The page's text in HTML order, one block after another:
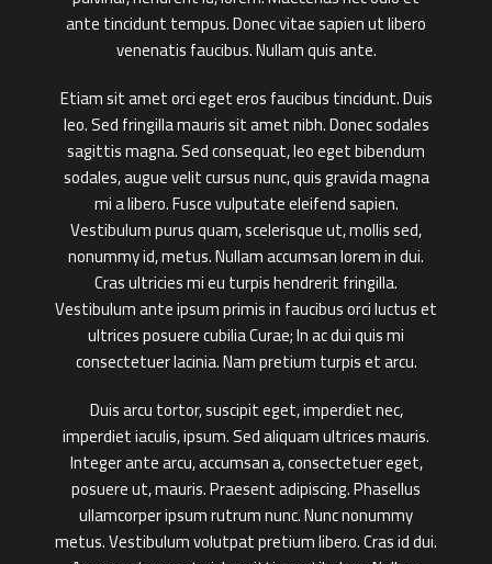
ante tincidunt tempus. Donec vitae sapien ut libero
venenatis faucibus. Nullam quis ante.
Etiam sit amet orci eget eros faucibus tincidunt. Duis
leo. Sed fringilla mauris sit amet nibh. Donec sodales
sagittis magna. Sed consequat, leo eget bibendum
sodales, augue velit cursus nunc, quis gravida magna
mi a libero. Fusce vulputate eleifend sapien.
Vestibulum purus quam, scelerisque ut, mollis sed,
nonummy id, metus. Nullam accumsan lorem in dui.
Cras ultricies mi eu turpis hendrerit fringilla.
Vestibulum ante ipsum primis in faucibus orci luctus et
ultrices posuere cubilia Curae; In ac dui quis mi
consectetuer lacinia. Nam pretium turpis et arcu.
Duis arcu tortor, suscipit eget, imperdiet nec,
imperdiet iaculis, ipsum. Sed aliquam ultrices mauris.
Integer ante arcu, accumsan a, consectetuer eget,
posuere ut, mauris. Praesent adipiscing. Phasellus
ullamcorper ipsum rutrum nunc. Nunc nonummy
metus. Vestibulum volutpat pretium libero. Cras id dui.